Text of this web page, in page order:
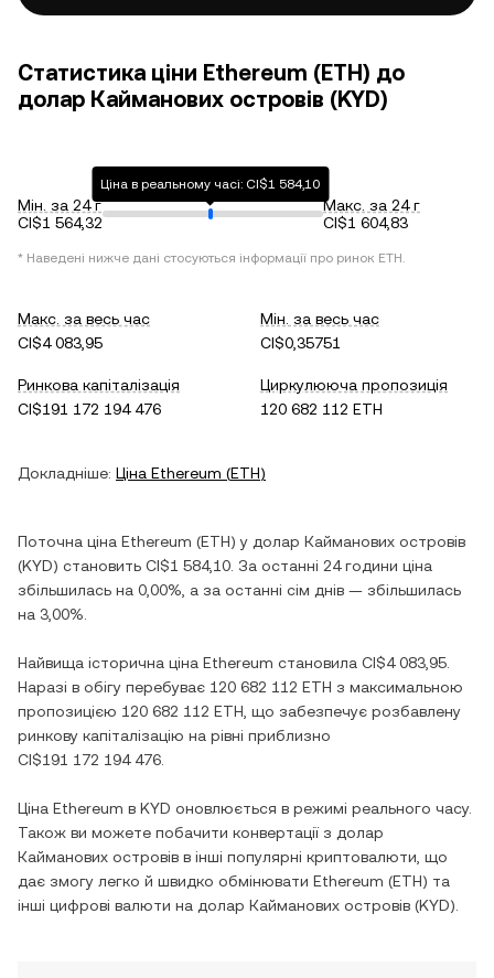
Статистика ціни Ethereum (ETH) до
долар Кайманових островів (KYD)
Мін. за 24 г
CI$1 564,32
Ціна в реальному часі: CI$1 584,10
Макс. за 24 г
CI$1 604,83
* Наведені нижче дані стосуються інформації про ринок ETH.
Макс. за весь час
CI$4 083,95
Мін. за весь час
CI$0,35751
Ринкова капіталізація
CI$191 172 194 476
Циркулююча пропозиція
120 682 112 ETH
Докладніше: Ціна Ethereum (ETH)
Поточна ціна Ethereum (ETH) у долар Кайманових островів
(KYD) становить CI$1 584,10 . За останні 24 години ціна
збільшилась на 0,00% , а за останні сім днів — збільшилась
на 3,00%
Найвища історична ціна Ethereum становила CI$4 083,95
Наразі в обігу перебуває 120 682 112 ETH з максимальною
пропозицією 120 682 112 ETH , що забезпечує розбавлену
ринкову капіталізацію на рівні приблизно
CI$191 172 194 476
Ціна Ethereum в KYD оновлюється в режимі реального часу.
Також ви можете побачити конвертації з долар
Кайманових островів в інші популярні криптовалюти, що
дає змогу легко й швидко обмінювати Ethereum (ETH) та
інші цифрові валюти на долар Кайманових островів (KYD).